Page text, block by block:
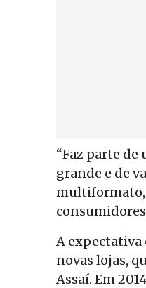
“Faz parte
grande e de
multiformato,
A expectativa
novas lojas,
Assaí. Em